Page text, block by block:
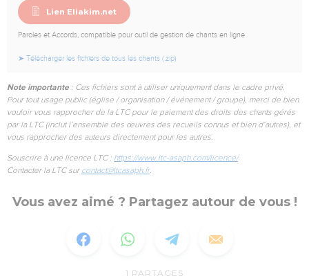
Lien Eliakim.net
Paroles et Accords, compatible pour outil de gestion de chants en ligne
➤ Télécharger les fichiers de tous les chants (.zip)
Note importante : Ces fichiers sont à utiliser uniquement dans le cadre privé.
Pour tout usage public (église / organisation / événement / groupe), merci de bien
vouloir vous rapprocher de la LTC pour le paiement des droits des chants gérés
par la LTC (inclut l’ensemble des œuvres des recueils connus et bien d’autres), et
vous rapprocher des auteurs directement pour les autres.
Souscrire à une licence LTC : https://www.ltc-asaph.com/licence/
Contacter la LTC sur contact@ltcasaph.fr.
Vous avez aimé ? Partagez autour de vous !
1 PARTAGES